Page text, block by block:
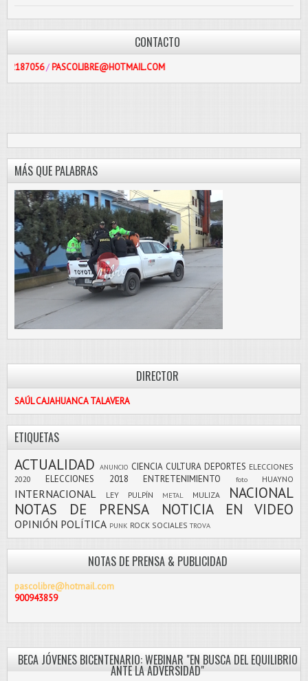
CONTACTO
PASCOLIBRE@HOTMAIL.COM
MÁS QUE PALABRAS
DIRECTOR
SAÚL CAJAHUANCA TALAVERA
ETIQUETAS
ACTUALIDAD ANUNCIO CIENCIA CULTURA DEPORTES ELECCIONES
2020
ELECCIONES 2018 ENTRETENIMIENTO foto HUAYNO
INTERNACIONAL LEY PULPÍN METAL MULIZA
NACIONAL
NOTAS DE PRENSA
NOTICIA EN VIDEO
OPINIÓN POLÍTICA PUNK ROCK SOCIALES TROVA
NOTAS DE PRENSA & PUBLICIDAD
pascolibre@hotmail.com
900943859
BECA JÓVENES BICENTENARIO: WEBINAR "EN BUSCA DEL EQUILIBRIO
ANTE LA ADVERSIDAD"